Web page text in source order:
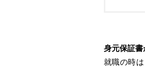
身元保証
就職の時は